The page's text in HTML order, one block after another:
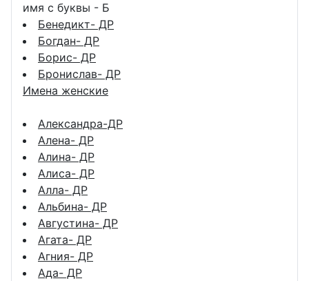
имя с буквы - Б
Бенедикт- ДР
Богдан- ДР
Борис- ДР
Бронислав- ДР
Имена женские
Александра-ДР
Алена- ДР
Алина- ДР
Алиса- ДР
Алла- ДР
Альбина- ДР
Августина- ДР
Агата- ДР
Агния- ДР
Ада- ДР